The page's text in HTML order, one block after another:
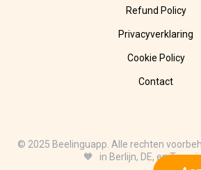
Refund Policy
Privacyverklaring
Cookie Policy
Contact
© 2025 Beelinguapp. Alle rechten
🧡 in Berlijn, DE, en